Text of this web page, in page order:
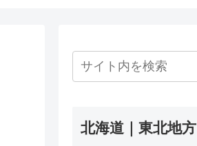
北海道｜東北地方